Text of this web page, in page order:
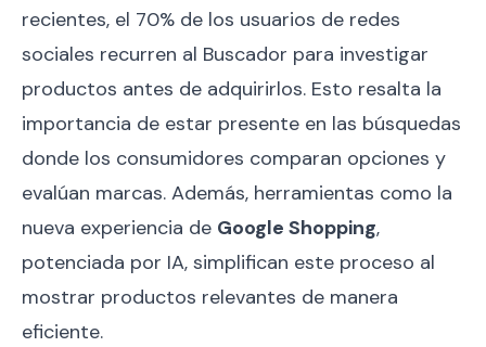
recientes, el 70% de los usuarios de redes
sociales recurren al Buscador para investigar
productos antes de adquirirlos. Esto resalta la
importancia de estar presente en las búsquedas
donde los consumidores comparan opciones y
evalúan marcas. Además, herramientas como la
nueva experiencia de Google Shopping,
potenciada por IA, simplifican este proceso al
mostrar productos relevantes de manera
eficiente.